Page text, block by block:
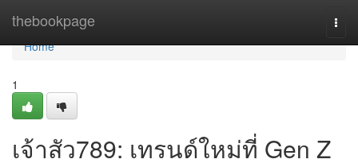
thebookpage
Home
Home
1
เจ้าสัว789: เทรนด์ใหม่ที่ Gen Z